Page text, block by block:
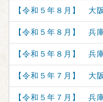
【令和５年８月】 大
【令和５年８月】 兵
【令和５年８月】 兵
【令和５年７月】 大
【令和５年７月】 兵